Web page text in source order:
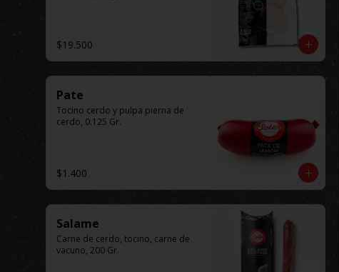
$19.500
Pate
Tocino cerdo y pulpa pierna de
cerdo, 0.125 Gr.
$1.400
Salame
Carne de cerdo, tocino, carne de
vacuno, 200 Gr.